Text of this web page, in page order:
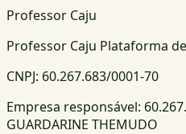
Professor Caju
Professor Caju Plataforma
CNPJ: 60.267.683/0001-70
Empresa responsável:
GUARDARINE THEMUDO